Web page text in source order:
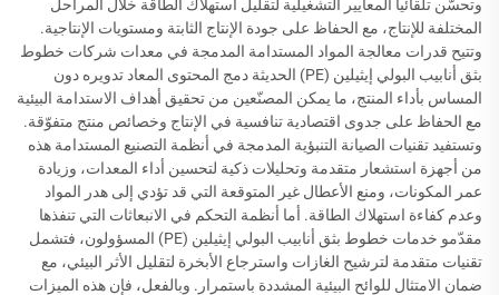
وتحسّن تلقائياً المعايير التشغيلية لتقليل استهلاك الطاقة خلال المراحل
المختلفة للإنتاج، مع الحفاظ على جودة الإنتاج الثابتة ومستويات الإنتاجية.
وتتيح قدرات معالجة المواد المستدامة المدمجة في معدات شركات خطوط
بثق أنابيب البولي إيثيلين (PE) الحديثة دمج المحتوى المعاد تدويره دون
المساس بأداء المنتج، ما يمكن المصنّعين من تحقيق أهداف الاستدامة البيئية
مع الحفاظ على جدوى اقتصادية تنافسية في الإنتاج وخصائص منتج متفوّقة.
وتستفيد تقنيات الصيانة التنبؤية المدمجة في أنظمة التصنيع المستدامة هذه
من أجهزة استشعار متقدمة وتحليلات ذكية لتحسين أداء المعدات، وزيادة
عمر المكونات، ومنع الأعطال غير المتوقعة التي قد تؤدي إلى هدر المواد
وعدم كفاءة استهلاك الطاقة. أما أنظمة التحكم في الانبعاثات التي تنفذها
مقدّمو خدمات خطوط بثق أنابيب البولي إيثيلين (PE) المسؤولون، فتشمل
تقنيات متقدمة لترشيح الغازات واسترجاع الأبخرة لتقليل الأثر البيئي، مع
ضمان الامتثال للوائح البيئية المشددة باستمرار. وبالفعل، فإن هذه الميزات